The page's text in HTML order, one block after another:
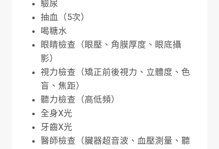
驗尿
抽血（5次）
喝糖水
眼睛檢查（眼壓、角膜厚度、眼底攝
影）
視力檢查（矯正前後視力、立體度、色
盲、焦距）
聽力檢查（高低頻）
全身X光
牙齒X光
醫師檢查（臟器超音波、血壓測量、聽